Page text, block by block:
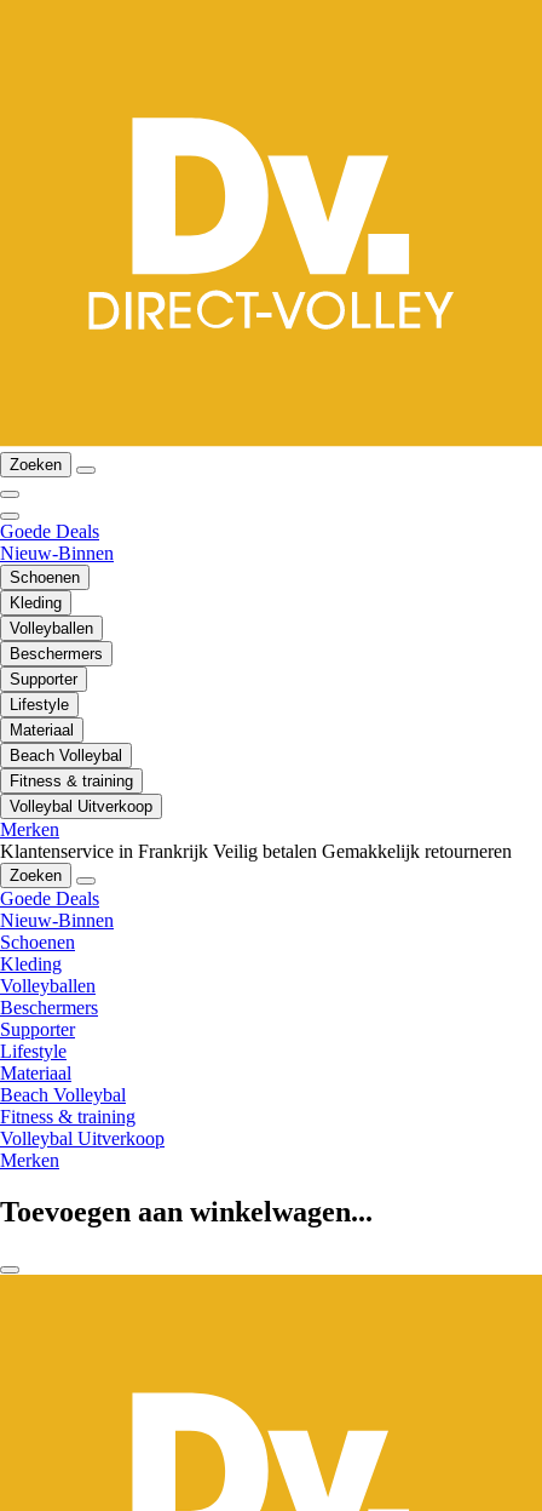
Zoeken
Goede Deals
Nieuw-Binnen
Schoenen
Kleding
Volleyballen
Beschermers
Supporter
Lifestyle
Materiaal
Beach Volleybal
Fitness & training
Volleybal Uitverkoop
Merken
Klantenservice in Frankrijk Veilig betalen Gemakkelijk retourneren
Zoeken
Goede Deals
Nieuw-Binnen
Schoenen
Kleding
Volleyballen
Beschermers
Supporter
Lifestyle
Materiaal
Beach Volleybal
Fitness & training
Volleybal Uitverkoop
Merken
Toevoegen aan winkelwagen...